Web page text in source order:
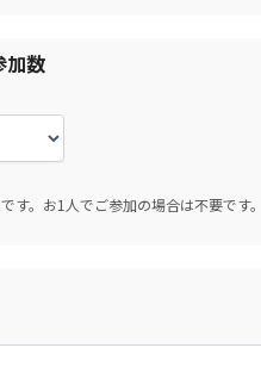
加数
。お1人でご参加の場合は不要です。